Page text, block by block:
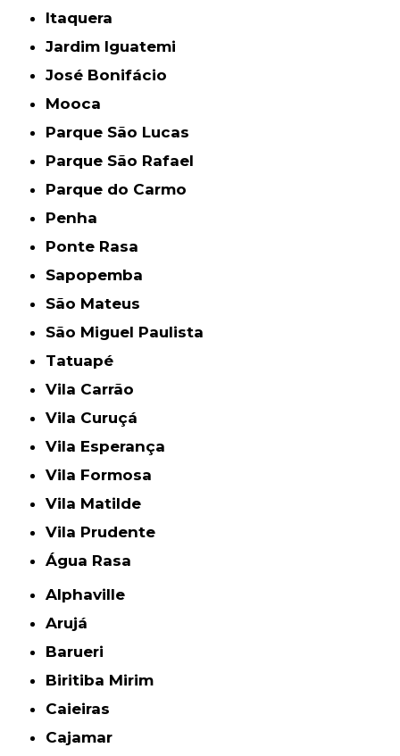
Itaquera
Jardim Iguatemi
José Bonifácio
Mooca
Parque São Lucas
Parque São Rafael
Parque do Carmo
Penha
Ponte Rasa
Sapopemba
São Mateus
São Miguel Paulista
Tatuapé
Vila Carrão
Vila Curuçá
Vila Esperança
Vila Formosa
Vila Matilde
Vila Prudente
Água Rasa
Alphaville
Arujá
Barueri
Biritiba Mirim
Caieiras
Cajamar